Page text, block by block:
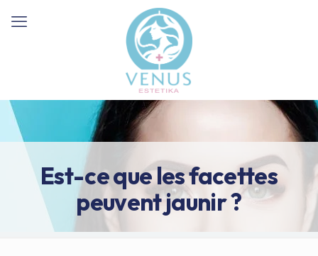
Est-ce que les facettes
peuvent jaunir ?